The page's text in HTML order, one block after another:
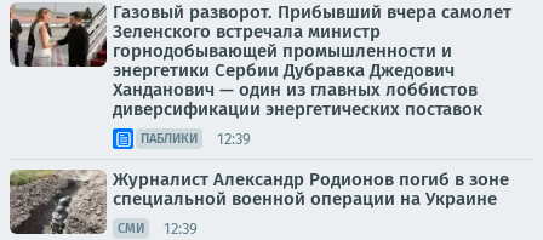
Газовый разворот. Прибывший вчера самолет
Зеленского встречала министр
горнодобывающей промышленности и
энергетики Сербии Дубравка Джедович
Ханданович — один из главных лоббистов
диверсификации энергетических поставок
ПАБЛИКИ 12:39
Журналист Александр Родионов погиб в зоне
специальной военной операции на Украине
СМИ 12:39